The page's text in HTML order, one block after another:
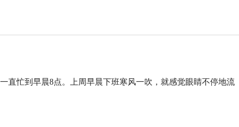
直忙到早晨8点。上周早晨下班寒风一吹，就感觉眼睛不停地流